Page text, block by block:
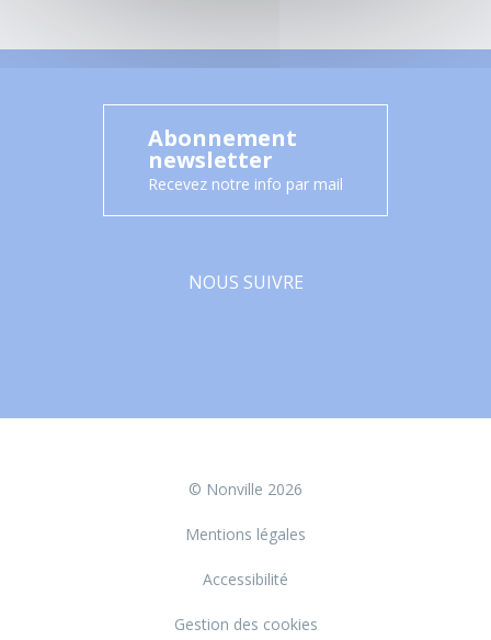
Abonnement
newsletter
Recevez notre info par mail
NOUS SUIVRE
© Nonville 2026
Mentions légales
Accessibilité
Gestion des cookies